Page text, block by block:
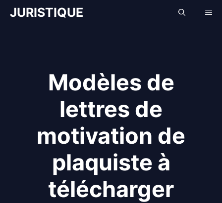
AllerJURISTIQUE
Modèles de
lettres de
motivation de
plaquiste à
télécharger